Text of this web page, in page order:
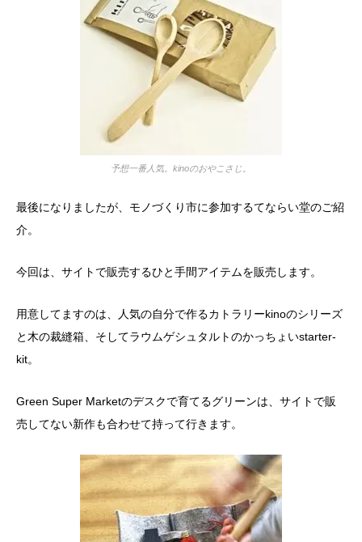
予想一番人気。kinoのおやこさじ。
最後になりましたが、モノづくり市に参加するてならい堂のご紹
介。
今回は、サイトで販売するひと手間アイテムを販売します。
用意してますのは、人気の自分で作るカトラリーkinoのシリーズ
と木の裁縫箱、そしてラウムゲシュタルトのかっちょいstarter-
kit。
Green Super Marketのデスクで育てるグリーンは、サイトで販
売してない新作も合わせて持って行きます。